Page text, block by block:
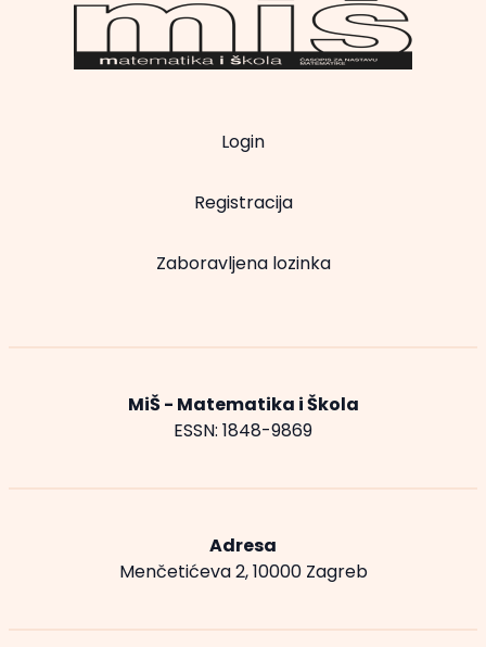
Login
Registracija
Zaboravljena lozinka
MiŠ - Matematika i Škola
ESSN: 1848-9869
Adresa
Menčetićeva 2, 10000 Zagreb